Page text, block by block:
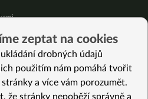
zeptat na cookies
drobných údajů
použitím nám pomáhá tvořit
a více vám porozumět.
že stránky nepoběží správně a